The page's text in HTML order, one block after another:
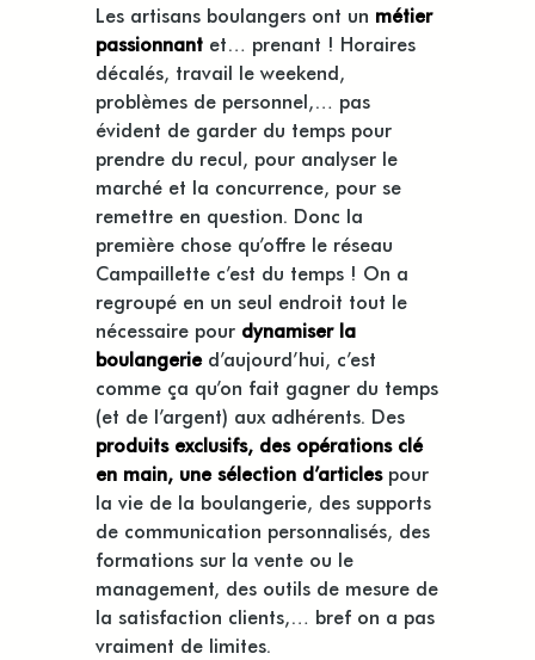
Les artisans boulangers ont un métier
passionnant et… prenant ! Horaires
décalés, travail le weekend,
problèmes de personnel,… pas
évident de garder du temps pour
prendre du recul, pour analyser le
marché et la concurrence, pour se
remettre en question. Donc la
première chose qu’offre le réseau
Campaillette c’est du temps ! On a
regroupé en un seul endroit tout le
nécessaire pour dynamiser la
boulangeried’aujourd’hui, c’est
comme ça qu’on fait gagner du temps
(et de l’argent) aux adhérents. Des
produits exclusifs, des opérations clé
en main, une sélection d’articlespour
la vie de la boulangerie, des supports
de communication personnalisés, des
formations sur la vente ou le
management, des outils de mesure de
la satisfaction clients,… bref on a pas
vraiment de limites.